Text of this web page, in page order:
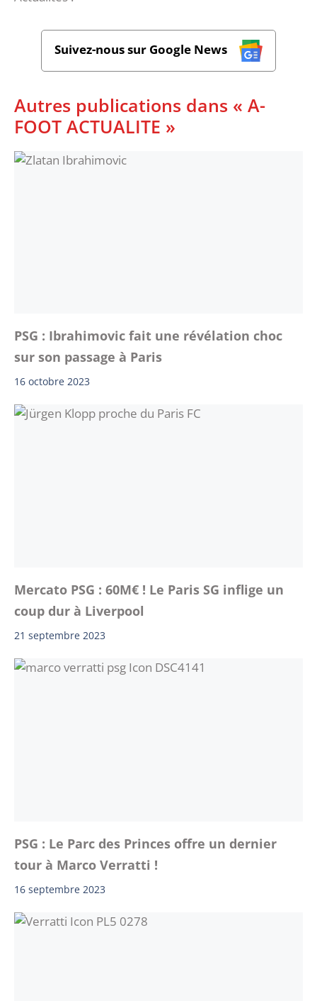
Suivez-nous sur Google News
Autres publications dans « A-
FOOT ACTUALITE »
PSG : Ibrahimovic fait une révélation choc
sur son passage à Paris
16 octobre 2023
Mercato PSG : 60M€ ! Le Paris SG inflige un
coup dur à Liverpool
21 septembre 2023
PSG : Le Parc des Princes offre un dernier
tour à Marco Verratti !
16 septembre 2023